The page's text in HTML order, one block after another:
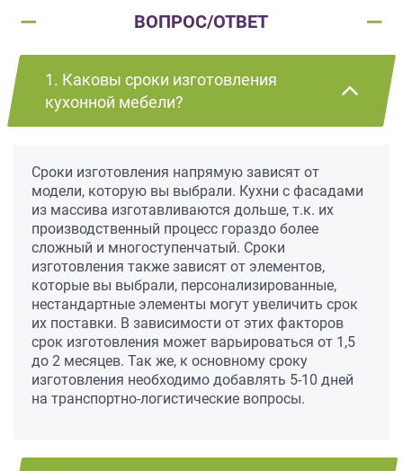
ВОПРОС/ОТВЕТ
1. Каковы сроки изготовления
кухонной мебели?
Сроки изготовления напрямую зависят от
модели, которую вы выбрали. Кухни с фасадами
из массива изготавливаются дольше, т.к. их
производственный процесс гораздо более
сложный и многоступенчатый. Сроки
изготовления также зависят от элементов,
которые вы выбрали, персонализированные,
нестандартные элементы могут увеличить срок
их поставки. В зависимости от этих факторов
срок изготовления может варьироваться от 1,5
до 2 месяцев. Так же, к основному сроку
изготовления необходимо добавлять 5-10 дней
на транспортно-логистические вопросы.